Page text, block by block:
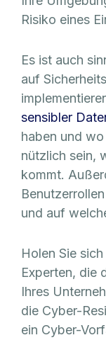
Risiko eines
Es ist auch
auf
sensibler
haben und
nützlich sein,
kommt.
und auf
Holen Sie
Experten, die
Ihres
die Cyber-
ein Cyber-